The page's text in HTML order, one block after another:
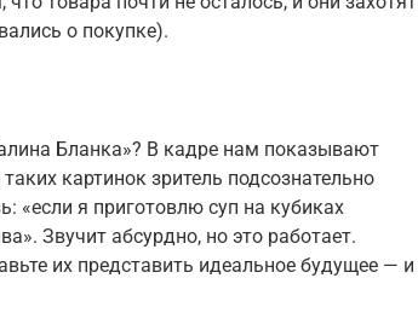
о покупке).
Бланка»? В кадре нам показывают
картинок зритель подсознательно
«если я приготовлю суп на кубиках
Звучит абсурдно, но это работает.
их представить идеальное будущее — и